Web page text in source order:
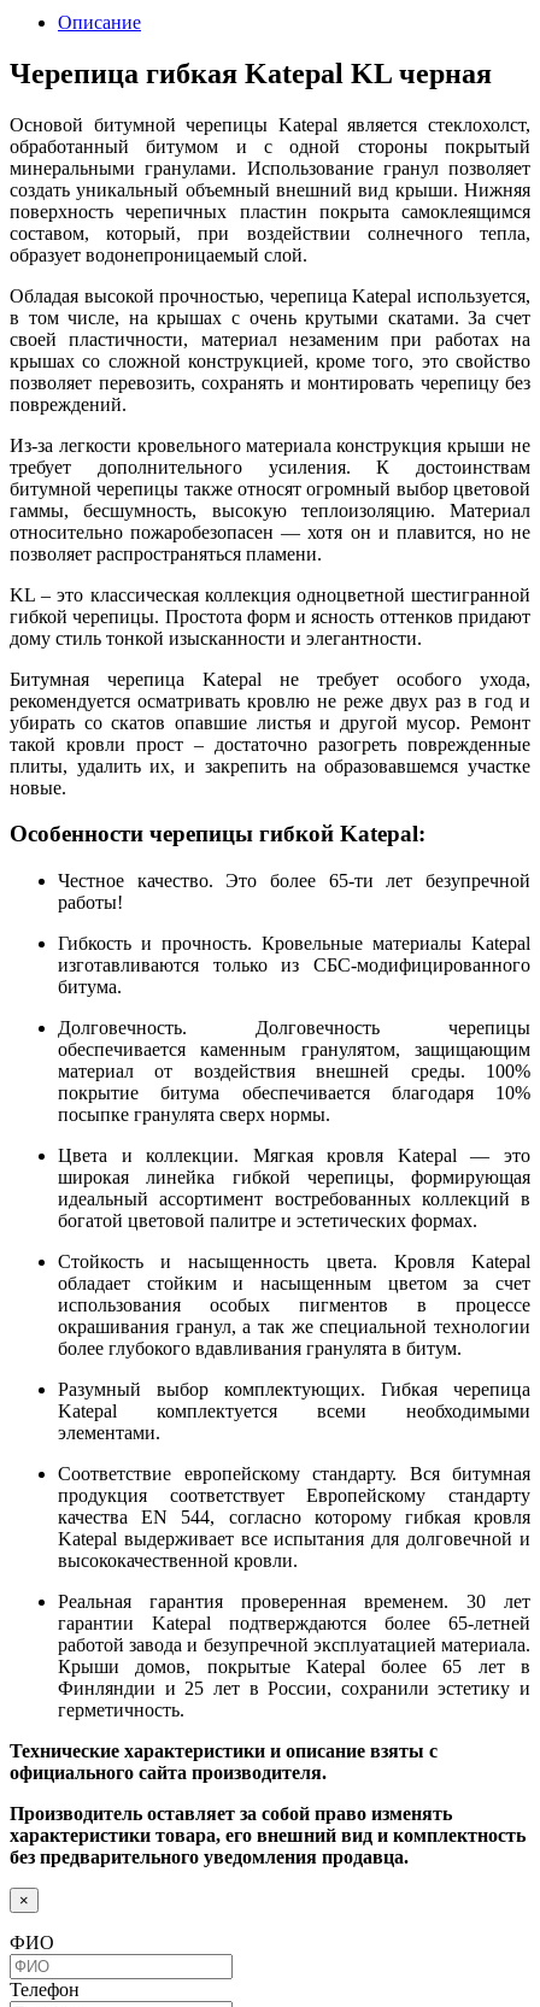
Описание
Черепица гибкая Katepal KL черная
Основой битумной черепицы Katepal является стеклохолст,
обработанный битумом и с одной стороны покрытый
минеральными гранулами. Использование гранул позволяет
создать уникальный объемный внешний вид крыши. Нижняя
поверхность черепичных пластин покрыта самоклеящимся
составом, который, при воздействии солнечного тепла,
образует водонепроницаемый слой.
Обладая высокой прочностью, черепица Katepal используется,
в том числе, на крышах с очень крутыми скатами. За счет
своей пластичности, материал незаменим при работах на
крышах со сложной конструкцией, кроме того, это свойство
позволяет перевозить, сохранять и монтировать черепицу без
повреждений.
Из-за легкости кровельного материала конструкция крыши не
требует дополнительного усиления. К достоинствам
битумной черепицы также относят огромный выбор цветовой
гаммы, бесшумность, высокую теплоизоляцию. Материал
относительно пожаробезопасен — хотя он и плавится, но не
позволяет распространяться пламени.
KL – это классическая коллекция одноцветной шестигранной
гибкой черепицы. Простота форм и ясность оттенков придают
дому стиль тонкой изысканности и элегантности.
Битумная черепица Katepal не требует особого ухода,
рекомендуется осматривать кровлю не реже двух раз в год и
убирать со скатов опавшие листья и другой мусор. Ремонт
такой кровли прост – достаточно разогреть поврежденные
плиты, удалить их, и закрепить на образовавшемся участке
новые.
Особенности черепицы гибкой Katepal:
Честное качество. Это более 65-ти лет безупречной
работы!
Гибкость и прочность. Кровельные материалы Katepal
изготавливаются только из СБС-модифицированного
битума.
Долговечность. Долговечность черепицы
обеспечивается каменным гранулятом, защищающим
материал от воздействия внешней среды. 100%
покрытие битума обеспечивается благодаря 10%
посыпке гранулята сверх нормы.
Цвета и коллекции. Мягкая кровля Katepal — это
широкая линейка гибкой черепицы, формирующая
идеальный ассортимент востребованных коллекций в
богатой цветовой палитре и эстетических формах.
Стойкость и насыщенность цвета. Кровля Katepal
обладает стойким и насыщенным цветом за счет
использования особых пигментов в процессе
окрашивания гранул, а так же специальной технологии
более глубокого вдавливания гранулята в битум.
Разумный выбор комплектующих. Гибкая черепица
Katepal комплектуется всеми необходимыми
элементами.
Соответствие европейскому стандарту. Вся битумная
продукция соответствует Европейскому стандарту
качества EN 544, согласно которому гибкая кровля
Katepal выдерживает все испытания для долговечной и
высококачественной кровли.
Реальная гарантия проверенная временем. 30 лет
гарантии Katepal подтверждаются более 65-летней
работой завода и безупречной эксплуатацией материала.
Крыши домов, покрытые Katepal более 65 лет в
Финляндии и 25 лет в России, сохранили эстетику и
герметичность.
Технические характеристики и описание взяты с
официального сайта производителя.
Производитель оставляет за собой право изменять
характеристики товара, его внешний вид и комплектность
без предварительного уведомления продавца.
×
ФИО
Телефон